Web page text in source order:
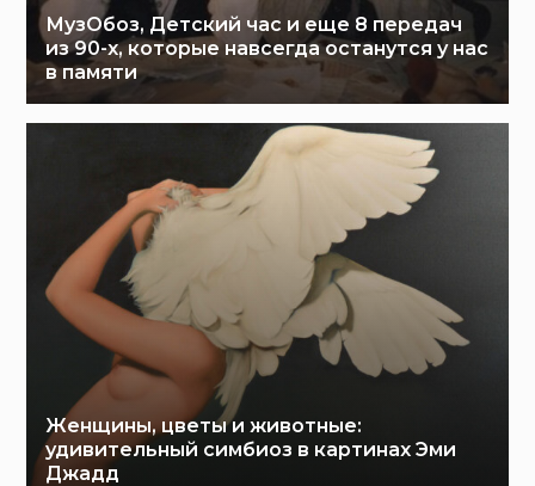
МузОбоз, Детский час и еще 8 передач
из 90-х, которые навсегда останутся у нас
в памяти
Женщины, цветы и животные:
удивительный симбиоз в картинах Эми
Джадд